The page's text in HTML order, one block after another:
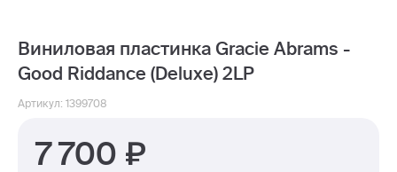
Виниловая пластинка Gracie Abrams -
Good Riddance (Deluxe) 2LP
Артикул: 1399708
7 700